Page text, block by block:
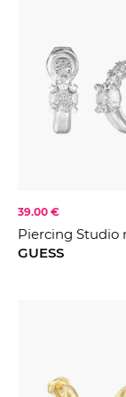
39.00 €
Piercing Studio
GUESS